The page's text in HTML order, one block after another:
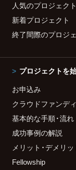
人気のプロジェクト
新着プロジェクト
終了間際のプロジ
プロジェクトを
お申込み
クラウドファンデ
基本的な手順・流れ
成功事例の解説
メリット・デメリッ
Fellowship